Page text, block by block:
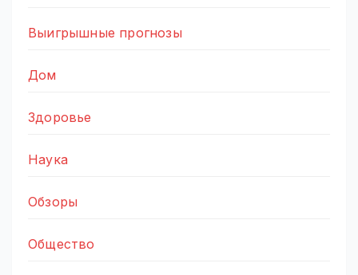
Выигрышные прогнозы
Дом
Здоровье
Наука
Обзоры
Общество